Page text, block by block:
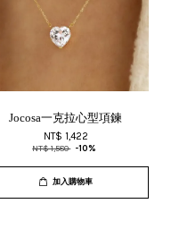
Jocosa一克拉心型項鍊
NT$ 1,422
NT$ 1,580 -10%
加入購物車